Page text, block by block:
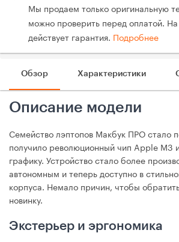
Мы продаем только оригинальную
можно проверить перед оплатой.
действует гарантия. Подробнее
Обзор Характеристики
Описание модели
Семейство лэптопов Макбук ПРО стало
получило революционный чип Apple M3
графику. Устройство стало более
автономным и теперь доступно в
корпуса. Немало причин, чтобы
новинку.
Экстерьер и эргономика